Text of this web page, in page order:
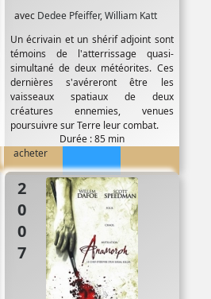
avec Dedee Pfeiffer,William Katt
Un écrivain et un shérif adjoint sont
témoins de l'atterrissage quasi-
simultané de deux météorites. Ces
dernières s'avéreront être les
vaisseaux spatiaux de deux
créatures ennemies, venues
poursuivre sur Terre leur combat.
Durée : 85 min
acheter
2007